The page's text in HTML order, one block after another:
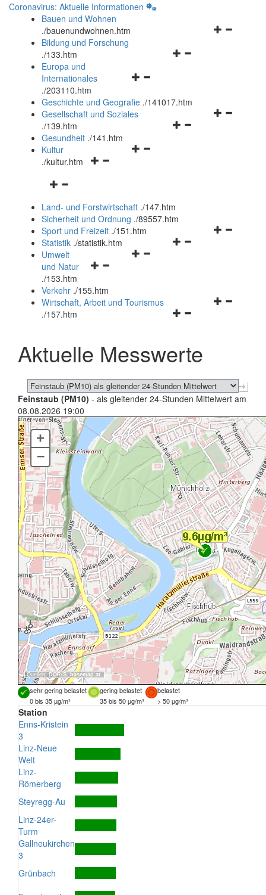
Coronavirus: Aktuelle Informationen
Bauen und Wohnen
./bauenundwohnen.htm
Navigationsmenü
Bildung und Forschung
./133.htm
Navigationsmenü
und
schließen
Europa und
Internationales
./203110.htm
Geschichte und Geografie ./141017.htm
Navigationsmenü
Gesellschaft und Soziales
./139.htm
Navigationsmenü
Gesundheit ./141.htm
Navigationsmenü
Kultur
./kultur.htm
Navigationsmenü
und
schließen
Land- und Forstwirtschaft ./147.htm
Sicherheit und Ordnung ./89557.htm
Navigationsmenü
Sport und Freizeit ./151.htm
Navigationsmenü
Statistik ./statistik.htm
Navigationsmenü
und
schließen
Umwelt
und Natur
./153.htm
Verkehr ./155.htm
Navigationsmenü
schließen
Wirtschaft, Arbeit und Tourismus
./157.htm
Aktuelle Messwerte
Feinstaub (PM10) - als gleitender 24-Stunden Mittelwert am
08.08.2026 19:00
Quellen:DORIS, basemap.at
+
–
sehr gering belastet gering belastet
belastet
0 bis 35 µg/m³
35 bis 50 µg/m³ > 50 µg/m³
Station
Enns-Kristein
3
Linz-Neue
Welt
Linz-
Römerberg
Steyregg-Au
Linz-24er-
Turm
Gallneukirchen
3
Grünbach